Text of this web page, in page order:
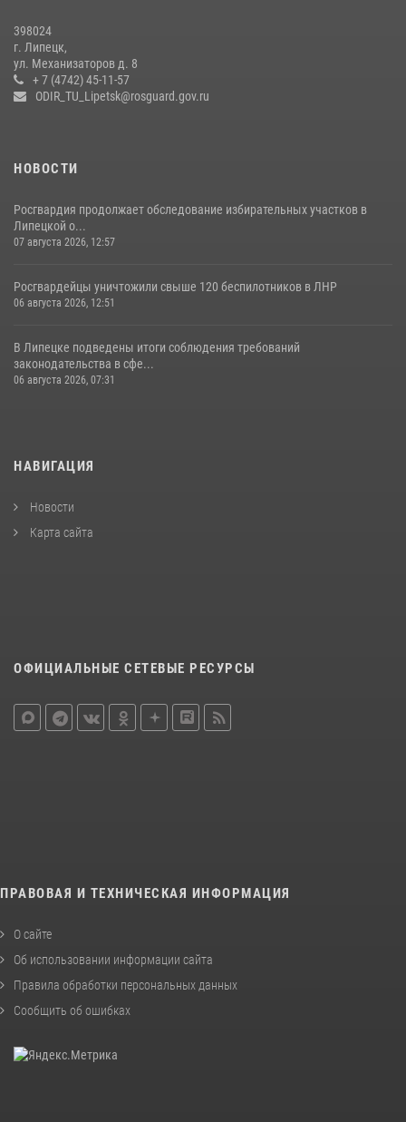
Липецке
17 июля 2026, 12:26 5
398024
г. Липецк,
ул. Механизаторов д. 8
+ 7 (4742) 45-11-57
ODIR_TU_Lipetsk@rosguard.gov.ru
НОВОСТИ
Росгвардия продолжает обследование избирательных участков в
Липецкой о...
07 августа 2026, 12:57
Росгвардейцы уничтожили свыше 120 беспилотников в ЛНР
06 августа 2026, 12:51
В Липецке подведены итоги соблюдения требований
законодательства в сфе...
06 августа 2026, 07:31
НАВИГАЦИЯ
Новости
Карта сайта
ОФИЦИАЛЬНЫЕ СЕТЕВЫЕ РЕСУРСЫ
ПРАВОВАЯ И ТЕХНИЧЕСКАЯ ИНФОРМАЦИЯ
О сайте
Об использовании информации сайта
Правила обработки персональных данных
Сообщить об ошибках